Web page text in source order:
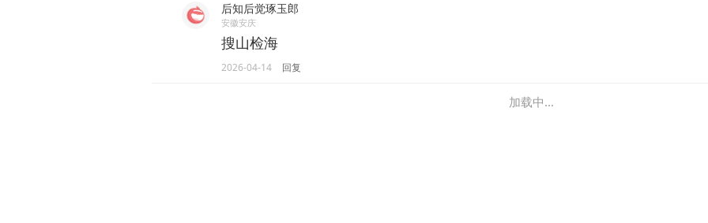
后知后觉琢玉郎
安徽安庆
搜山检海
2026-04-14 回复
加载中...